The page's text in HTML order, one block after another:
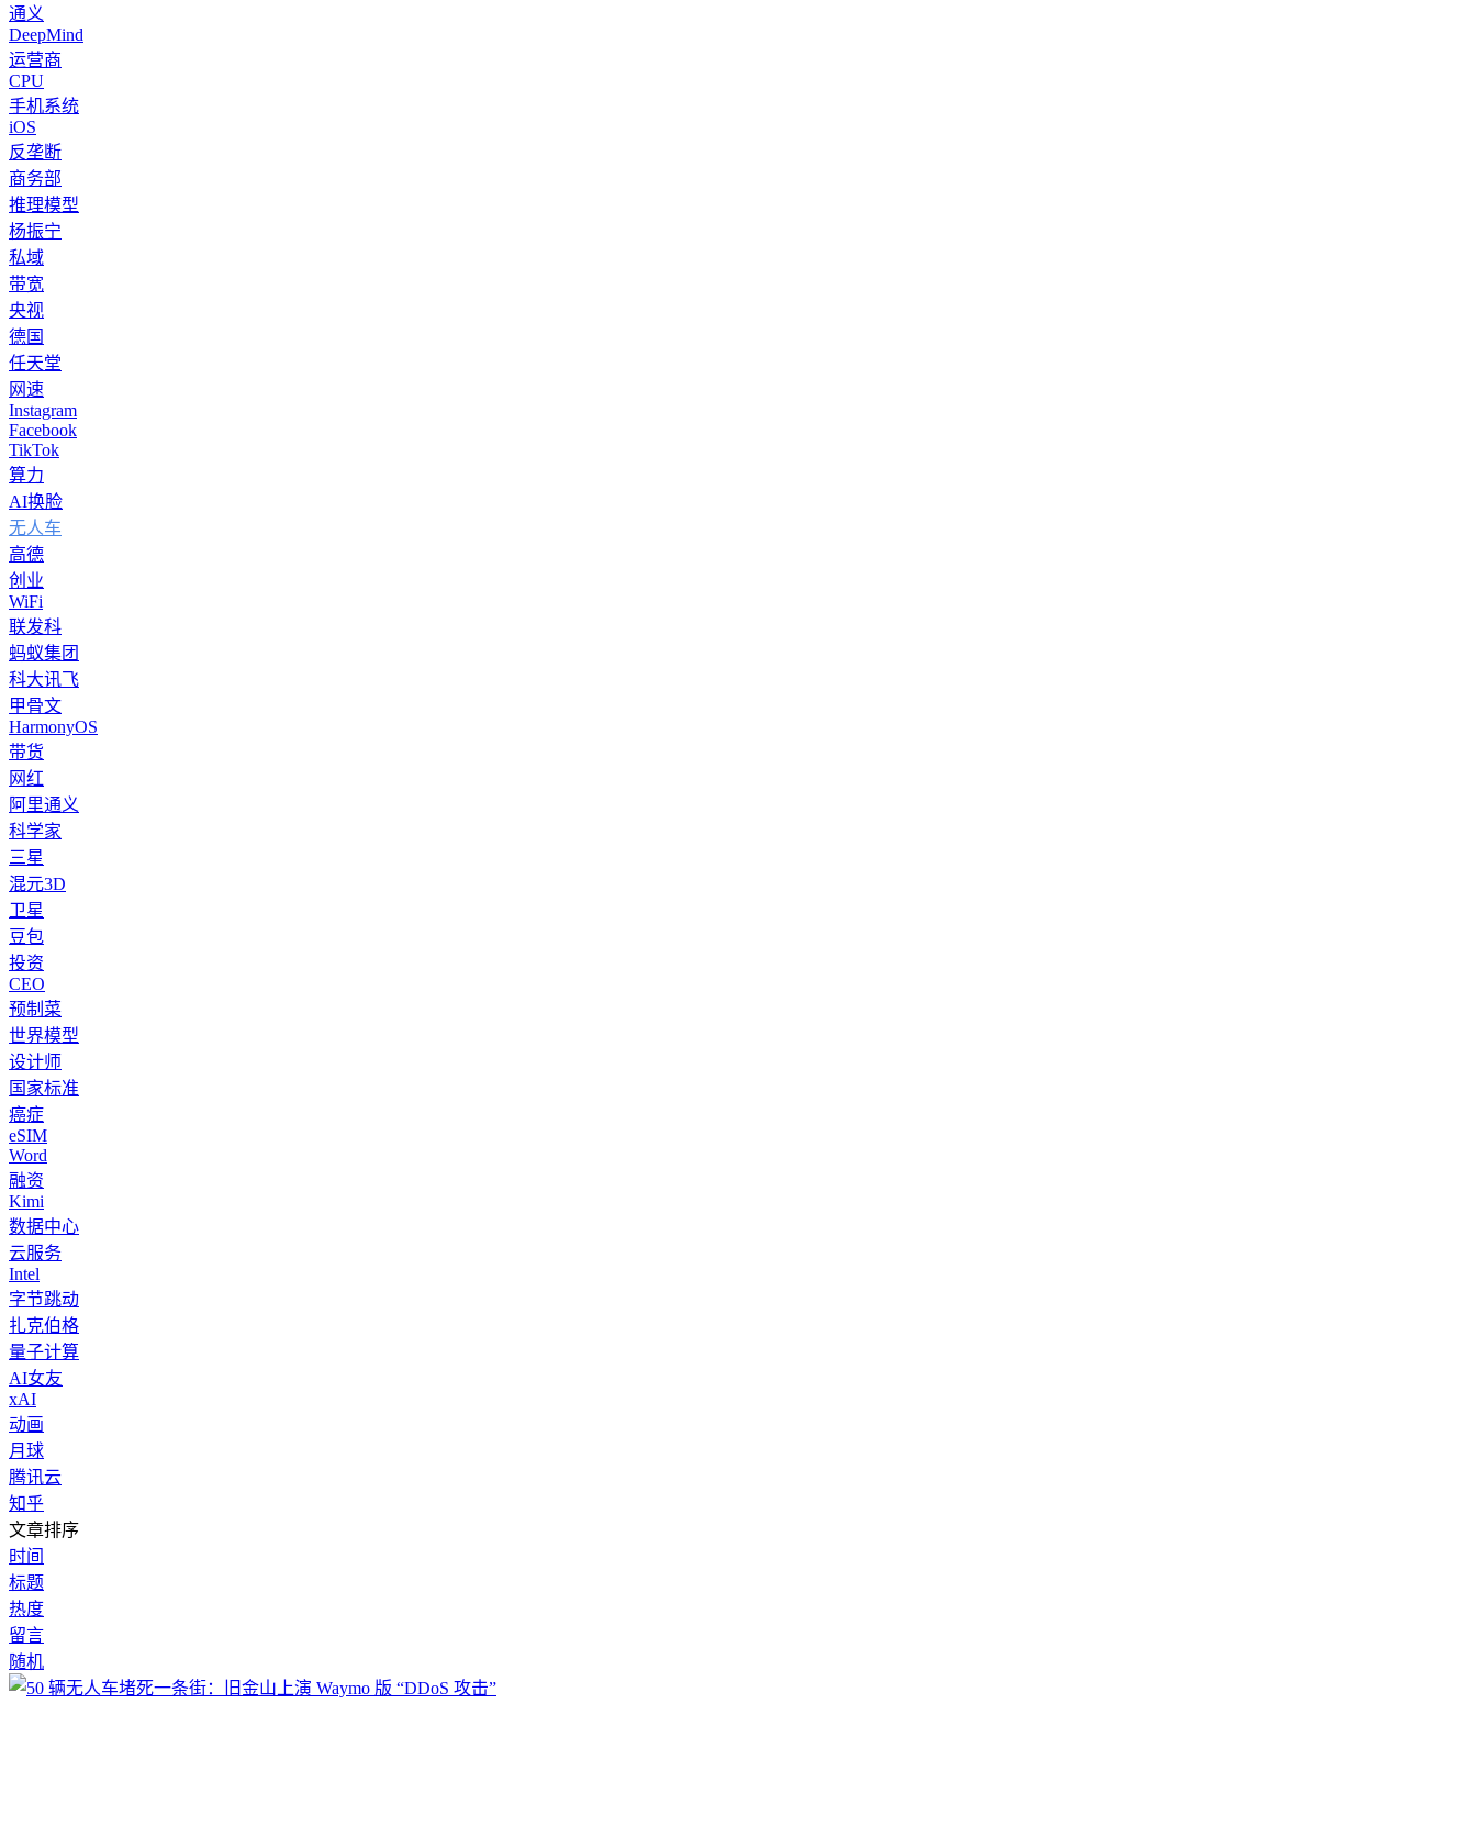
通义
DeepMind
运营商
CPU
手机系统
iOS
反垄断
商务部
推理模型
杨振宁
私域
带宽
央视
德国
任天堂
网速
Instagram
Facebook
TikTok
算力
AI换脸
无人车
高德
创业
WiFi
联发科
蚂蚁集团
科大讯飞
甲骨文
HarmonyOS
带货
网红
阿里通义
科学家
三星
混元3D
卫星
豆包
投资
CEO
预制菜
世界模型
设计师
国家标准
癌症
eSIM
Word
融资
Kimi
数据中心
云服务
Intel
字节跳动
扎克伯格
量子计算
AI女友
xAI
动画
月球
腾讯云
知乎
文章排序
时间
标题
热度
留言
随机